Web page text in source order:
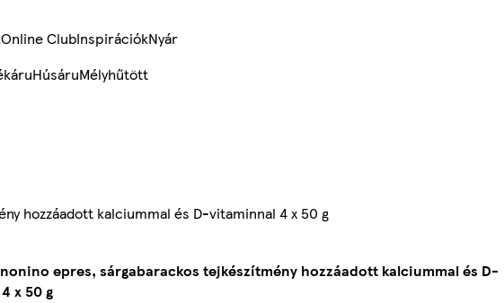
Online ClubInspirációkNyár
HúsáruMélyhűtött
hozzáadott kalciummal és D-vitaminnal 4 x 50 g
epres, sárgabarackos tejkészítmény hozzáadott kalciummal és D-
x 50 g